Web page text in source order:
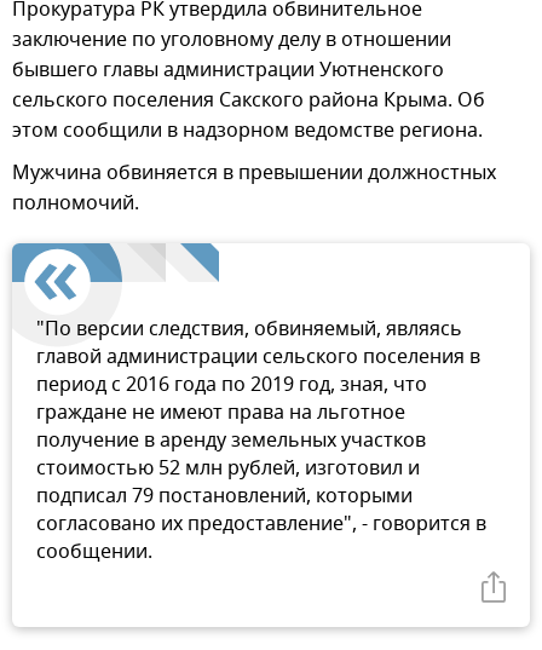
Прокуратура РК утвердила обвинительное
заключение по уголовному делу в отношении
бывшего главы администрации Уютненского
сельского поселения Сакского района Крыма. Об
этом сообщили в надзорном ведомстве региона.
Мужчина обвиняется в превышении должностных
полномочий.
"По версии следствия, обвиняемый, являясь
главой администрации сельского поселения в
период с 2016 года по 2019 год, зная, что
граждане не имеют права на льготное
получение в аренду земельных участков
стоимостью 52 млн рублей, изготовил и
подписал 79 постановлений, которыми
согласовано их предоставление", - говорится в
сообщении.